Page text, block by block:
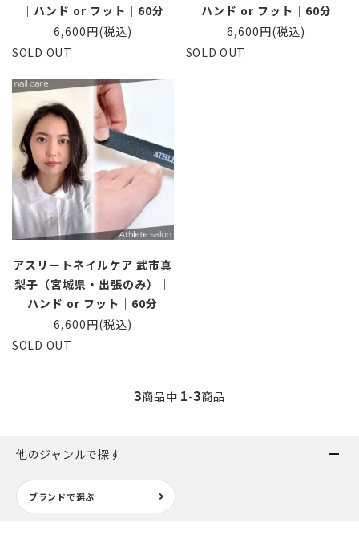
｜ハンド or フット｜60分
6,600円(税込)
SOLD OUT
ハンド or フット｜60分
6,600円(税込)
SOLD OUT
アスリートネイルケア 武市真
梨子（宮城県・出張のみ）｜
ハンド or フット｜60分
6,600円(税込)
SOLD OUT
3商品中 1-3商品
他のジャンルで探す
ブランドで選ぶ